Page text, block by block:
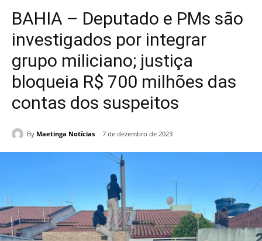
BAHIA – Deputado e PMs são
investigados por integrar
grupo miliciano; justiça
bloqueia R$ 700 milhões das
contas dos suspeitos
By Maetinga Notícias 7 de dezembro de 2023